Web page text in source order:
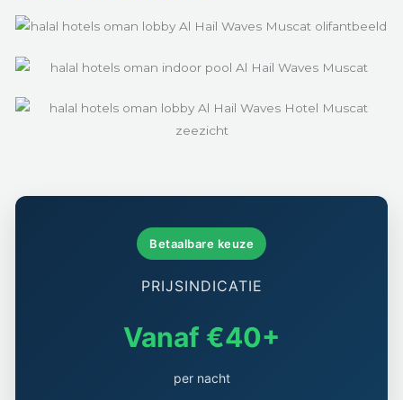
Betaalbare keuze
PRIJSINDICATIE
Vanaf €40+
per nacht